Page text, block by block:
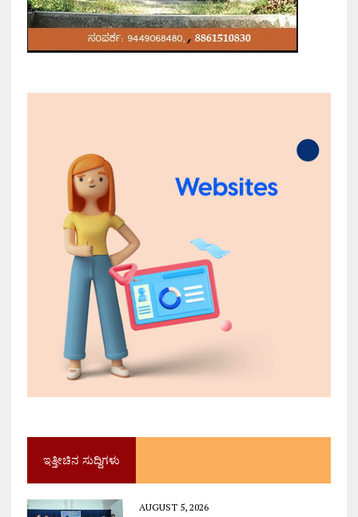
ಇತ್ತೀಚಿನ ಸುದ್ದಿಗಳು
AUGUST 5, 2026